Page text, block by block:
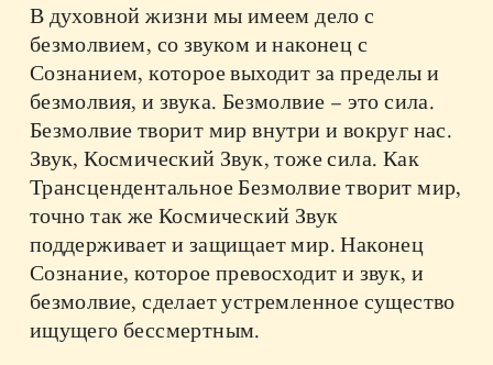
В духовной жизни мы имеем дело с
безмолвием, со звуком и наконец с
Сознанием, которое выходит за пределы и
безмолвия, и звука. Безмолвие – это сила.
Безмолвие творит мир внутри и вокруг нас.
Звук, Космический Звук, тоже сила. Как
Трансцендентальное Безмолвие творит мир,
точно так же Космический Звук
поддерживает и защищает мир. Наконец
Сознание, которое превосходит и звук, и
безмолвие, сделает устремленное существо
ищущего бессмертным.